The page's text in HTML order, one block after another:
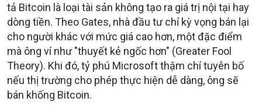
tả Bitcoin là loại tài sản không tạo ra giá trị nội tại hay
dòng tiền. Theo Gates, nhà đầu tư chỉ kỳ vọng bán lại
cho người khác với mức giá cao hơn, một đặc điểm
mà ông ví như "thuyết kẻ ngốc hơn" (Greater Fool
Theory). Khi đó, tỷ phú Microsoft thậm chí tuyên bố
nếu thị trường cho phép thực hiện dễ dàng, ông sẽ
bán khống Bitcoin.